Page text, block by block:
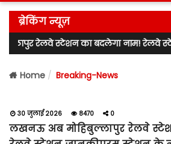
ब्रेकिंग न्यूज़
स्टेशन का बदलेगा नाम! रेलवे स्टेशन
Home Breaking-News
30 जुलाई 2026 8470 0
लखनऊ अब मोहिबुल्लापुर रेलवे